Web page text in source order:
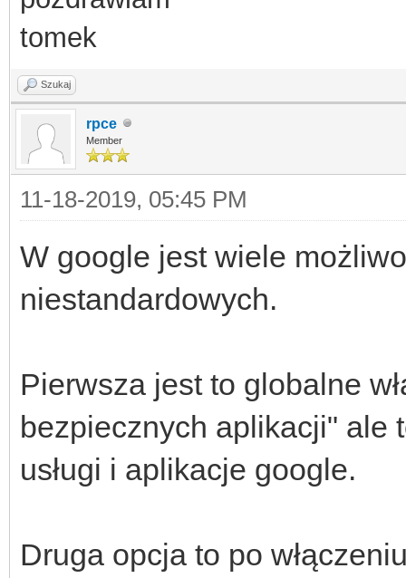
tomek
Szukaj
rpce
Member
11-18-2019, 05:45 PM
W google jest wiele
niestandardowych.
Pierwsza jest to globalne
bezpiecznych aplikacji" ale
usługi i aplikacje google.
Druga opcja to po